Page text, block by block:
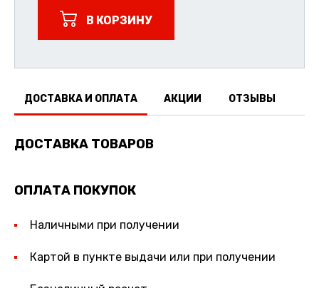
В КОРЗИНУ
ДОСТАВКА И ОПЛАТА АКЦИИ ОТЗЫВЫ
ДОСТАВКА ТОВАРОВ
ОПЛАТА ПОКУПОК
Наличными при получении
Картой в пункте выдачи или при получении